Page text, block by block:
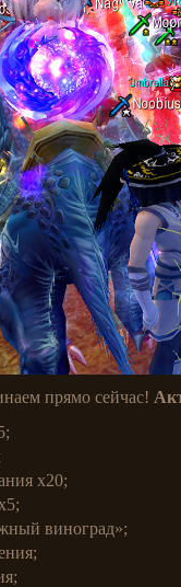
прямо сейчас!
x20;
виноград»;